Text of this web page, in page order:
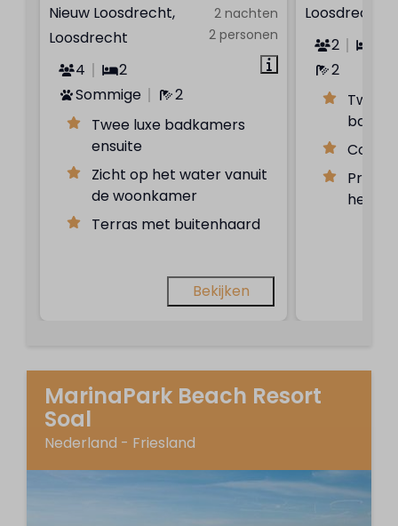
2 nachten
2 personen
Nieuw Loosdrecht,
Loosdrecht
4
2
Sommige
2
Twee luxe badkamers
ensuite
Zicht op het water vanuit
de woonkamer
Terras met buitenhaard
Bekijken
Loosdrecht
2
2
Twee
het
MarinaPark Beach Resort
Soal
Nederland - Friesland